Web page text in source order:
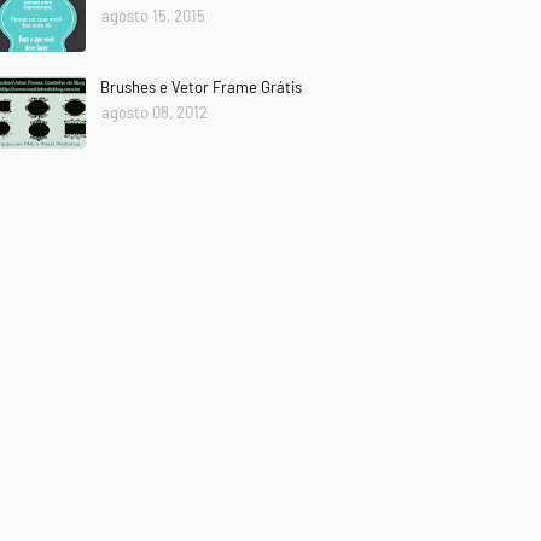
agosto 15, 2015
Brushes e Vetor Frame Grátis
agosto 08, 2012